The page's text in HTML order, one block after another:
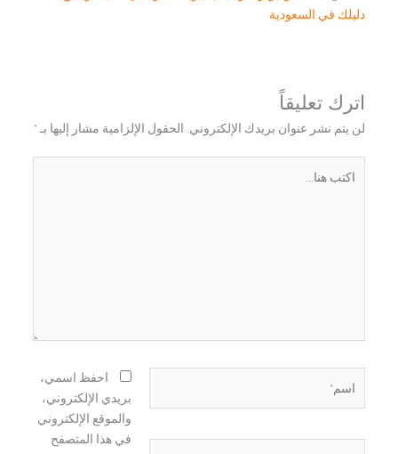
دليلك في السعودية
اترك تعليقاً
لن يتم نشر عنوان بريدك الإلكتروني. الحقول الإلزامية مشار إليها بـ *
هنا...
احفظ اسمي،
بريدي الإلكتروني،
والموقع الإلكتروني
في هذا المتصفح